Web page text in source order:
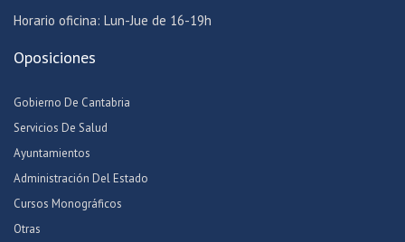
Horario oficina: Lun-Jue de 16-19h
Oposiciones
Gobierno De Cantabria
Servicios De Salud
Ayuntamientos
Administración Del Estado
Cursos Monográficos
Otras